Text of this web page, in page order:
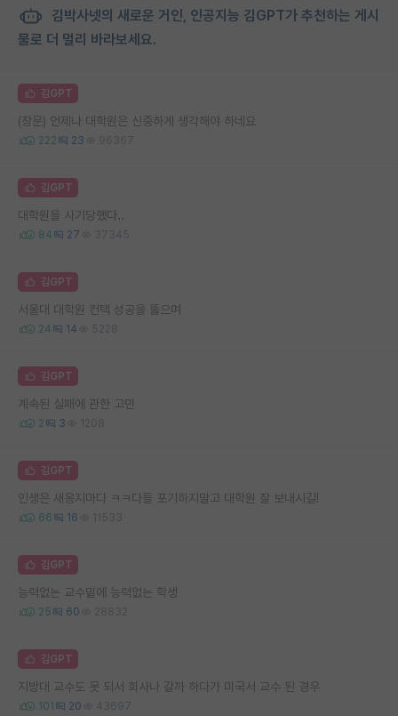
김박사넷의 새로운 거인, 인공지능 김GPT가 추천하는 게시
물로 더 멀리 바라보세요.
김GPT
(장문) 언제나 대학원은 신중하게 생각해야 하네요
222 23 96367
김GPT
대학원을 사기당했다..
84 27 37345
김GPT
서울대 대학원 컨택 성공을 뚫으며
24 14 5228
김GPT
계속된 실패에 관한 고민
2 3 1208
김GPT
인생은 새옹지마다 ㅋㅋ다들 포기하지말고 대학원 잘 보내시길!
66 16 11533
김GPT
능력없는 교수밑에 능력없는 학생
25 60 28832
김GPT
지방대 교수도 못 되서 회사나 갈까 하다가 미국서 교수 된 경우
101 20 43697